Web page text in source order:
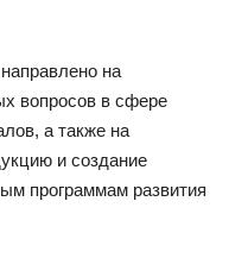
на
вопросов в сфере
а также на
и создание
программам развития